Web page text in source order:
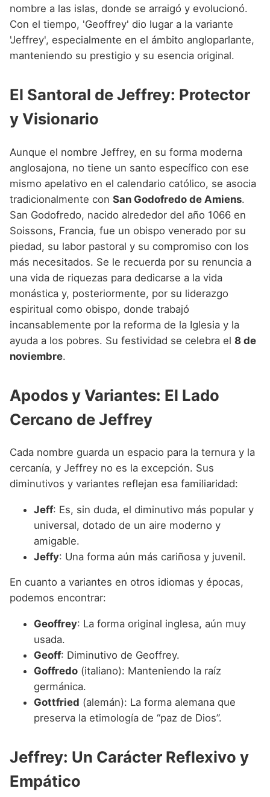
nombre a las islas, donde se arraigó y evolucionó.
Con el tiempo, 'Geoffrey' dio lugar a la variante
'Jeffrey', especialmente en el ámbito angloparlante,
manteniendo su prestigio y su esencia original.
El Santoral de Jeffrey: Protector
y Visionario
Aunque el nombre Jeffrey, en su forma moderna
anglosajona, no tiene un santo específico con ese
mismo apelativo en el calendario católico, se asocia
tradicionalmente con San Godofredo de Amiens.
San Godofredo, nacido alrededor del año 1066 en
Soissons, Francia, fue un obispo venerado por su
piedad, su labor pastoral y su compromiso con los
más necesitados. Se le recuerda por su renuncia a
una vida de riquezas para dedicarse a la vida
monástica y, posteriormente, por su liderazgo
espiritual como obispo, donde trabajó
incansablemente por la reforma de la Iglesia y la
ayuda a los pobres. Su festividad se celebra el 8 de
noviembre.
Apodos y Variantes: El Lado
Cercano de Jeffrey
Cada nombre guarda un espacio para la ternura y la
cercanía, y Jeffrey no es la excepción. Sus
diminutivos y variantes reflejan esa familiaridad:
Jeff: Es, sin duda, el diminutivo más popular y
universal, dotado de un aire moderno y
amigable.
Jeffy: Una forma aún más cariñosa y juvenil.
En cuanto a variantes en otros idiomas y épocas,
podemos encontrar:
Geoffrey: La forma original inglesa, aún muy
usada.
Geoff: Diminutivo de Geoffrey.
Goffredo (italiano): Manteniendo la raíz
germánica.
Gottfried (alemán): La forma alemana que
preserva la etimología de “paz de Dios”.
Jeffrey: Un Carácter Reflexivo y
Empático